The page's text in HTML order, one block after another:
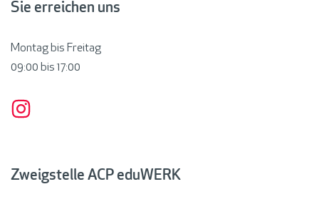
Sie erreichen uns
Montag bis Freitag
09:00 bis 17:00
Zweigstelle ACP eduWERK